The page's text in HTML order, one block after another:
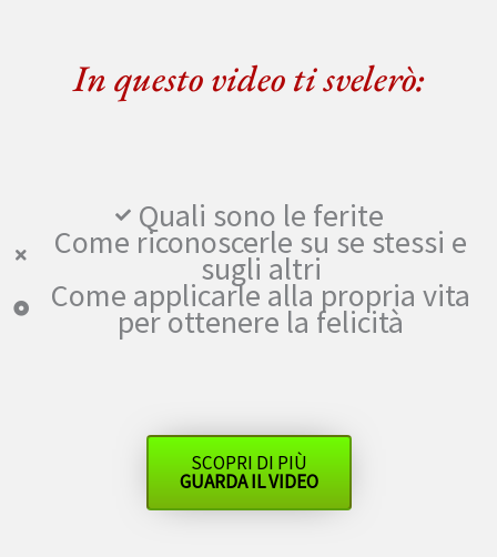
In questo video ti svelerò:
Quali sono le ferite
Come riconoscerle su se stessi e
sugli altri
Come applicarle alla propria vita
per ottenere la felicità
SCOPRI DI PIÙ
GUARDA IL VIDEO